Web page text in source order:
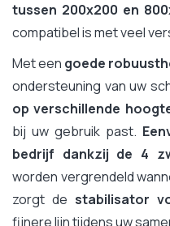
tussen 200x200 en
compatibel is met veel
Met een goede
ondersteuning van uw
op verschillende
bij uw gebruik past.
bedrijf dankzij de 4
worden vergrendeld
zorgt de stabilisator
fijnere lijn tijdens uw